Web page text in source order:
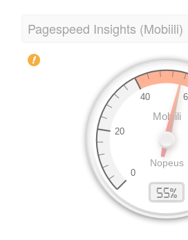
Pagespeed Insights (Mobiili)